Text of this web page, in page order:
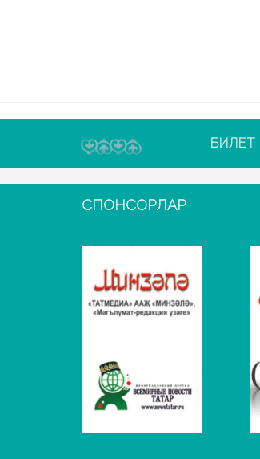
БИЛЕТ
СПОНСОРЛАР